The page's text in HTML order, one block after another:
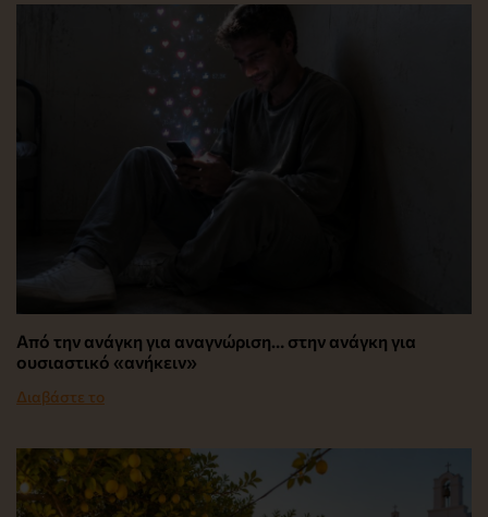
Από την ανάγκη για αναγνώριση… στην ανάγκη για
ουσιαστικό «ανήκειν»
Διαβάστε το